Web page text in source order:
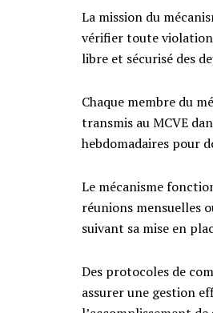
La mission du
vérifier toute violation
libre et sécurisé des
Chaque membre du
transmis au MCVE
hebdomadaires pour
Le mécanisme
réunions mensuelles
suivant sa mise en
Des protocoles de
assurer une gestion